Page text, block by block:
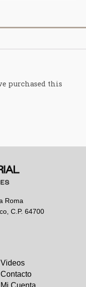
purchased this
Roma
C.P. 64700
Videos
Contacto
Mi Cuenta